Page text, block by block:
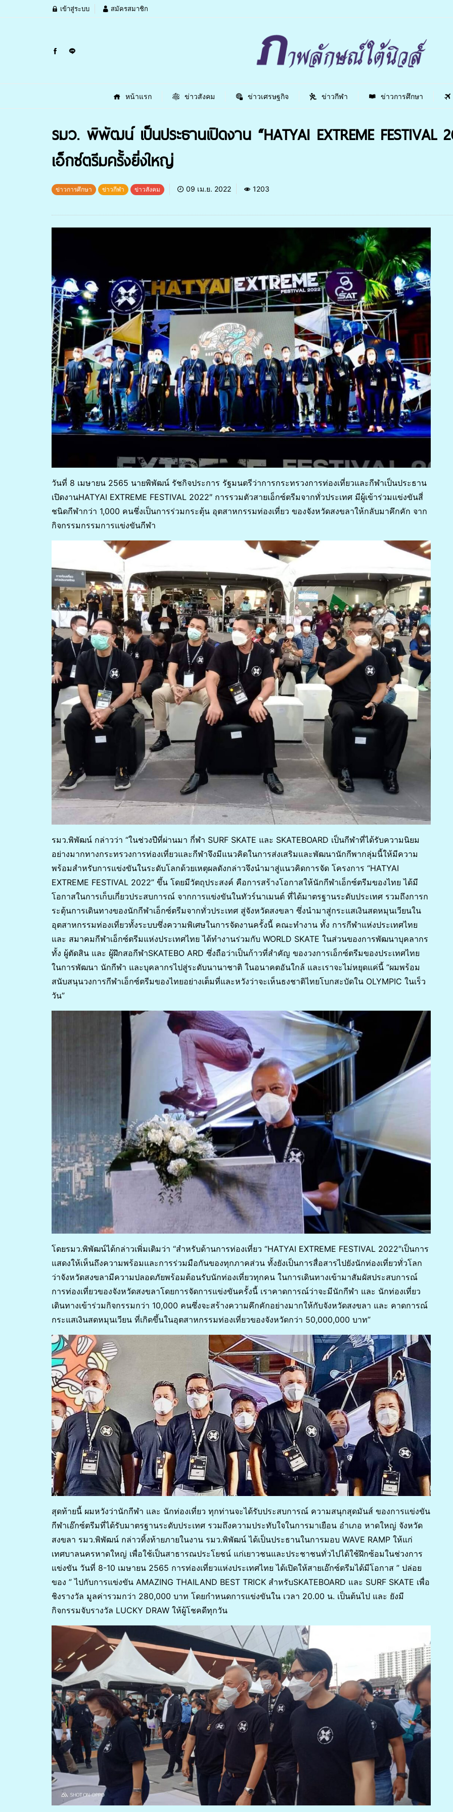
เข้าสู่ระบบ สมัครสมาชิก
หน้าแรก ข่าวสังคม ข่าวเศรษฐกิจ ข่าวกีฬา ข่าวการศึกษา
รมว. พิพัฒน์ เป็นประธานเปิดงาน “HATYAI EXTREME
เอ็กซ์ตรีมครั้งยิ่งใหญ่
ข่าวการศึกษา ข่าวกีฬา ข่าวสังคม 09 เม.ย. 2022 1203
วันที่ 8 เมษายน 2565 นายพิพัฒน์ รัชกิจประการ รัฐมนตรีว่าการกระทรวงการท่องเที่ยวและกีฬาเป็นประธาน
เปิดงานHATYAI EXTREME FESTIVAL 2022″ การรวมตัวสายเอ็กซ์ตรีมจากทั่วประเทศ มีผู้เข้าร่วมแข่งขันสี่
ชนิดกีฬากว่า 1,000 คนชึ่งเป็นการร่วมกระตุ้น อุตสาหกรรมท่องเที่ยว ของจังหวัดสงขลาให้กลับมาคึกคัก จาก
กิจกรรมกรรมการแข่งขันกีฬา
รมว.พิพัฒน์ กล่าวว่า “ในช่วงปีที่ผ่านมา กี่ฬา SURF SKATE และ SKATEBOARD เป็นกีฬาที่ได้รับความนิยม
อย่างมากทางกระทรวงการท่องเที่ยวและกีฬาจึงมีแนวคิดในการส่งเสริมและพัฒนานักกีพากลุ่มนี้ให้มีความ
พร้อมสำหรับการแข่งขันในระดับโลกด้วยเหตุผลดังกล่าวจึงนำมาสู่แนวคิดการจัด โครงการ “HATYAI
EXTREME FESTIVAL 2022” ขึ้น โดยมีวัตถุประสงค์ คือการสร้างโอกาสให้นักกีฬาเอ็กซ์ตรีมของไทย ได้มี
โอกาสในการเก็บเกี่ยวประสบการณ์ จากการแข่งขันในทัวร์นาเมนต์ ที่ได้มาตรฐานระดับประเทศ รวมถึงการก
ระตุ้นการเดินทางของนักกีฬาเอ็กซ์ตรีมจากทั่วประเทศ สู่จังหวัดสงขลา ซึ่งนำมาสู่กระแสเงินสดหมุนเวียนใน
อุตสาหกรรมท่องเที่ยวทั้งระบบซึ่งความพิเศษในการจัดงานครั้งนี้ คณะทำงาน ทั้ง การกีฬาแห่งประเทศไทย
และ สมาคมกีฬาเอ็กซ์ตรีมแห่งประเทศไทย ได้ทำงานร่วมกับ WORLD SKATE ในส่วนของการพัฒนาบุคลากร
ทั้ง ผู้ตัดสิน และ ผู้ฝึกสอกีฬาSKATEBO ARD ซึ่งถือว่าเป็นก้าวที่สำคัญ ของวงการเอ็กซ์ตรีมของประเทศไทย
ในการพัฒนา นักกีฬา และบุคลากรไปสู่ระดับนานาชาติ ในอนาคตอันใกล้ และเราจะไม่หยุดแค่นี้ “ผมพร้อม
สนับสนุนวงการกีฬาเอ็กซ์ตรีมของไทยอย่างเต็มที่และหวังว่าจะเห็นธงชาติไทยโบกสะบัดใน OLYMPIC ในเร็ว
วัน”
โดยรมว.พิพัฒน์ได้กล่าวเพิ่มเติมว่า “สำหรับด้านการท่องเที่ยว “HATYAI EXTREME FESTIVAL 2022″เป็นการ
แสดงให้เห็นถึงความพร้อมและการร่วมมือกันของทุกภาคส่วน ทั้งยังเป็นการสื่อสารไปยังนักท่องเที่ยวทั่วโลก
ว่าจังหวัดสงขลามีความปลอดภัยพร้อมต้อนรับนักท่องเที่ยวทุกคน ในการเดินทางเข้ามาสัมผัสประสบการณ์
การท่องเที่ยวของจังหวัดสงขลาโดยการจัดการแข่งขันครั้งนี้ เราคาดการณ์ว่าจะมีนักกีฬา และ นักท่องเที่ยว
เดินทางเข้าร่วมกิจกรรมกว่า 10,000 คนซึ่งจะสร้างความคึกคักอย่างมากให้กับจังหวัดสงขลา และ คาดการณ์
กระแสเงินสดหมุนเวียน ที่เกิดขึ้นในอุตสาหกรรมท่องเที่ยวของจังหวัดกว่า 50,000,000 บาท”
สุดท้ายนี้ ผมหวังว่านักกีฬา และ นักท่องเที่ยว ทุกท่านจะได้รับประสบการณ์ ความสนุกสุดมันส์ ของการแข่งขัน
กีฬาเอ๊กซ์ตรีมที่ได้รับมาตรฐานระดับประเทศ รวมถึงความประทับใจในการมาเยือน อำเภอ หาดใหญ่ จังหวัด
สงขลา รมว.พิพัฒน์ กล่าวทิ้งท้ายภายในงาน รมว.พิพัฒน์ ได้เป็นประธานในการมอบ WAVE RAMP ให้แก่
เทศบาลนครหาดใหญ่ เพื่อใช้เป็นสาธารณประโยชน์ แก่เยาวชนและประชาชนทั่วไปได้ใช้ฝึกซ้อมในช่วงการ
แข่งขัน วันที่ 8-10 เมษายน 2565 การท่องเที่ยวแห่งประเทศไทย ได้เปิดให้สายเอ๊กซ์ตรีมได้มีโอกาส ” ปล่อย
ของ ” ไปกับการแข่งขัน AMAZING THAILAND BEST TRICK สำหรับSKATEBOARD และ SURF SKATE เพื่อ
ชิงรางวัล มูลค่ารวมกว่า 280,000 บาท โดยกำหนดการแข่งขันใน เวลา 20.00 น. เป็นต้นไป และ ยังมี
กิจกรรมจับรางวัล LUCKY DRAW ให้ผู้โชคดีทุกวัน